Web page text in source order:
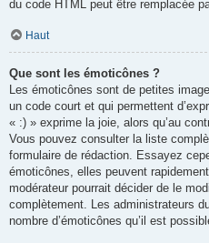
du code HTML peut être remplacée
Haut
Que sont les émoticônes ?
Les émoticônes sont de petites
un code court et qui permettent
« :) » exprime la joie, alors qu’au
Vous pouvez consulter la liste
formulaire de rédaction. Essayez
émoticônes, elles peuvent
modérateur pourrait décider de le
complètement. Les administrateurs
nombre d’émoticônes qu’il est